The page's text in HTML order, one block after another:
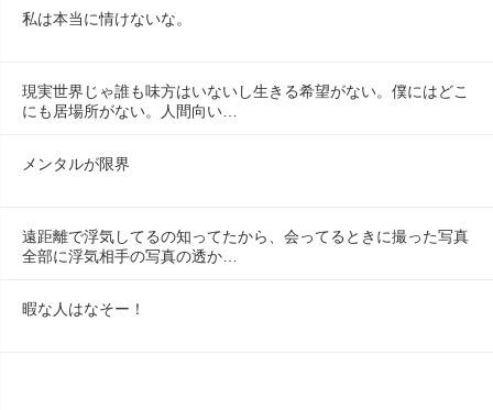
私は本当に情けないな。
現実世界じゃ誰も味方はいないし生きる希望がない。僕にはどこ
にも居場所がない。人間向い…
メンタルが限界
遠距離で浮気してるの知ってたから、会ってるときに撮った写真
全部に浮気相手の写真の透か…
暇な人はなそー！